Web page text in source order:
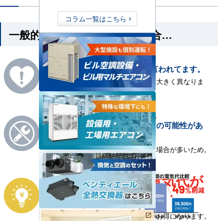
一般的な業務用エアコンの場合…
寿命は10年～15年と言われてます。
※使用環境やメンテナンスによって大きく異なりま
す。
部品がないため修理不可の可能性があ
る。
※部品の構造・供給を停止している場合が多いため。
お取替えすることで、年間の電気代が
お安く
※省エネ効果でランニングコストがお得になります。
コラム一覧はこちら